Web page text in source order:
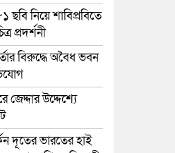
ছবি নিয়ে শাবিপ্রবিতে
প্রদর্শনী
বিরুদ্ধে অবৈধ ভবন
জেদ্দার উদ্দেশ্যে
দূতের ভারতের হাই